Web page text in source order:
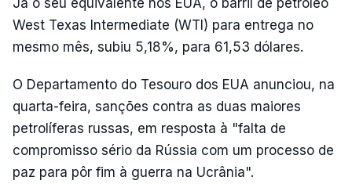
Já o seu equivalente nos EUA, o barril de petróleo
West Texas Intermediate (WTI) para entrega no
mesmo mês, subiu 5,18%, para 61,53 dólares.
O Departamento do Tesouro dos EUA anunciou, na
quarta-feira, sanções contra as duas maiores
petrolíferas russas, em resposta à "falta de
compromisso sério da Rússia com um processo de
paz para pôr fim à guerra na Ucrânia".